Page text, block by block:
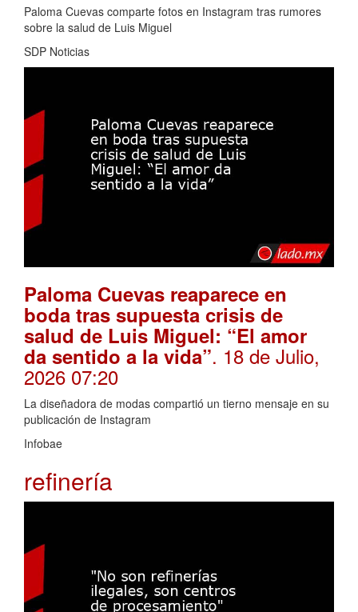
Paloma Cuevas comparte fotos en Instagram tras rumores
sobre la salud de Luis Miguel
SDP Noticias
Paloma Cuevas reaparece en
boda tras supuesta crisis de
salud de Luis Miguel: “El amor
da sentido a la vida”. 18 de Julio,
2026 07:20
La diseñadora de modas compartió un tierno mensaje en su
publicación de Instagram
Infobae
refinería